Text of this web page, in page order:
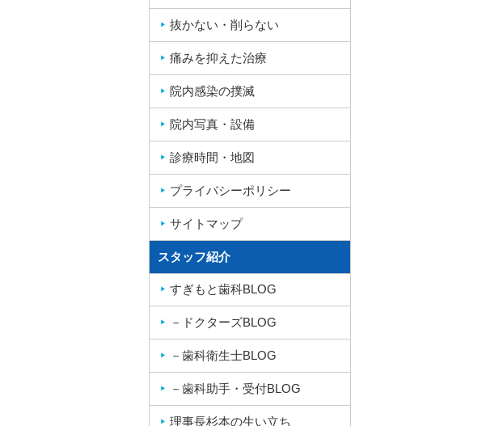
抜かない・削らない
痛みを抑えた治療
院内感染の撲滅
院内写真・設備
診療時間・地図
プライバシーポリシー
サイトマップ
スタッフ紹介
すぎもと歯科BLOG
－ドクターズBLOG
－歯科衛生士BLOG
－歯科助手・受付BLOG
理事長杉本の生い立ち